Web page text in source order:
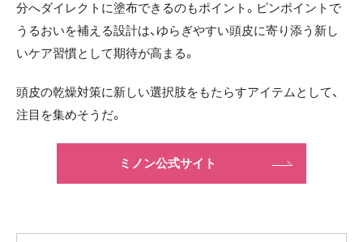
分へダイレクトに塗布できるのもポイント。ピンポイントで
うるおいを補える設計は、ゆらぎやすい頭皮に寄り添う新し
いケア習慣として期待が高まる。
頭皮の乾燥対策に新しい選択肢をもたらすアイテムとして、
注目を集めそうだ。
ミノン公式サイト